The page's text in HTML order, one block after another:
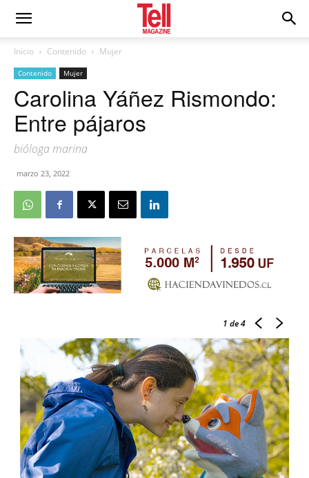
Inicio Contenido Mujer
Contenido Mujer
Carolina Yáñez Rismondo:
Entre pájaros
bióloga marina
marzo 23, 2022
1 de 4